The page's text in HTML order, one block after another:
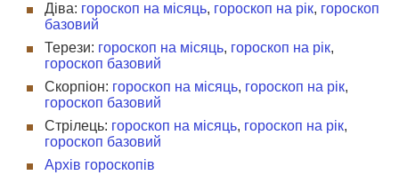
Діва: гороскоп на місяць, гороскоп на рік, гороскоп
базовий
Терези: гороскоп на місяць, гороскоп на рік,
гороскоп базовий
Скорпіон: гороскоп на місяць, гороскоп на рік,
гороскоп базовий
Стрілець: гороскоп на місяць, гороскоп на рік,
гороскоп базовий
Архів гороскопів